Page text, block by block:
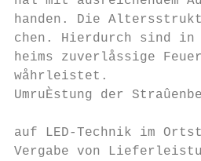
handen. Die
chen. Hierdurch sind
heims zuverlåssige
wåhrleistet.
UmruÈstung der
auf LED-Technik im
Vergabe von